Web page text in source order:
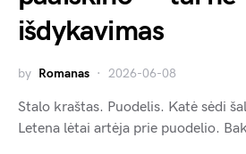
išdykavimas
by Romanas 2026-06-08
Stalo kraštas. Puodelis. Katė sėdi
Letena lėtai artėja prie puodelio.